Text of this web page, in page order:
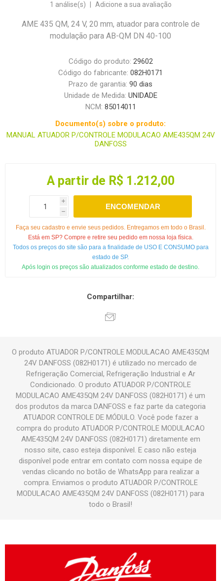
1 análise(s) Adicione a sua avaliação
AME 435 QM, 24 V, 20 mm, atuador para controle de
modulação para AB-QM DN 40-100
Código do produto: 29602
Código do fabricante: 082H0171
Prazo de garantia: 90 dias
Unidade de Medida: UNIDADE
NCM: 85014011
Documento(s) sobre o produto:
MANUAL ATUADOR P/CONTROLE MODULACAO AME435QM 24V
DANFOSS
A partir de R$ 1.212,00
i
h
ENCOMENDAR
Faça seu cadastro e envie seus pedidos. Entregamos em todo o Brasil.
Está em SP? Compre e retire seu pedido em nossa loja física.
Todos os preços do site são para a finalidade de USO E CONSUMO para
estado de SP.
Após login os preços são atualizados conforme estado de destino.
Compartilhar:
O produto ATUADOR P/CONTROLE MODULACAO AME435QM
24V DANFOSS (082H0171) é utilizado no mercado de
Refrigeração Comercial, Refrigeração Industrial e Ar
Condicionado. O produto ATUADOR P/CONTROLE
MODULACAO AME435QM 24V DANFOSS (082H0171) é um
dos produtos da marca DANFOSS e faz parte da categoria
ATUADOR CONTROLE DE MÓDULO. Você pode fazer a
compra do produto ATUADOR P/CONTROLE MODULACAO
AME435QM 24V DANFOSS (082H0171) diretamente em
nosso site, caso esteja disponível. E caso não esteja
disponível pode entrar em contato com nossa equipe de
vendas clicando no botão de WhatsApp para realizar a
compra. Enviamos o produto ATUADOR P/CONTROLE
MODULACAO AME435QM 24V DANFOSS (082H0171) para
todo o Brasil!